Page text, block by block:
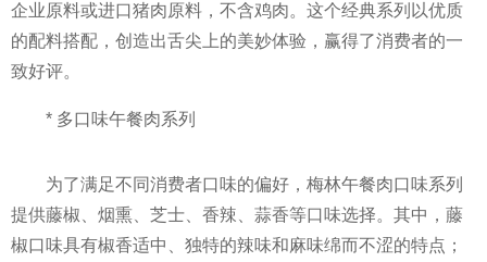
企业原料或进口猪肉原料，不含鸡肉。这个经典系列以优质
的配料搭配，创造出舌尖上的美妙体验，赢得了消费者的一
致好评。
* 多口味午餐肉系列
为了满足不同消费者口味的偏好，梅林午餐肉口味系列
提供藤椒、烟熏、芝士、香辣、蒜香等口味选择。其中，藤
椒口味具有椒香适中、独特的辣味和麻味绵而不涩的特点；